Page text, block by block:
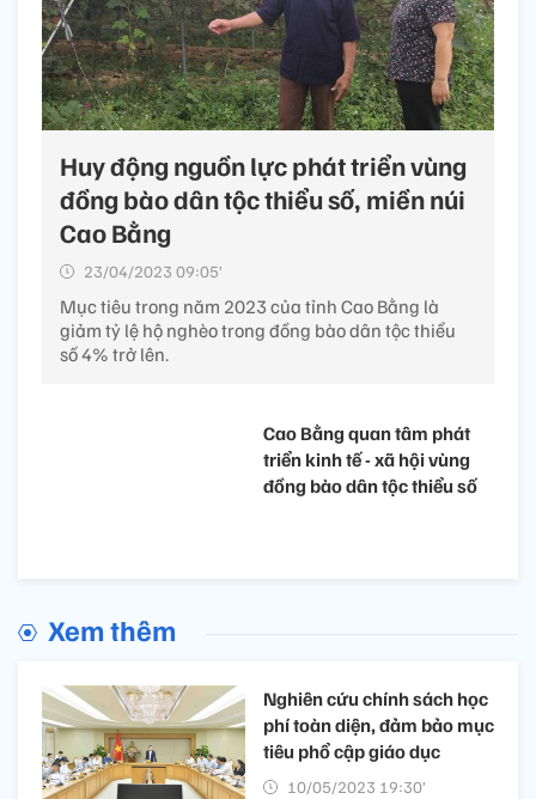
Huy động nguồn lực phát triển vùng
đồng bào dân tộc thiểu số, miền núi
Cao Bằng
23/04/2023 09:05’
Mục tiêu trong năm 2023 của tỉnh Cao Bằng là
giảm tỷ lệ hộ nghèo trong đồng bào dân tộc thiểu
số 4% trở lên.
Cao Bằng quan tâm phát
triển kinh tế - xã hội vùng
đồng bào dân tộc thiểu số
Xem thêm
Nghiên cứu chính sách học
phí toàn diện, đảm bảo mục
tiêu phổ cập giáo dục
10/05/2023 19:30’